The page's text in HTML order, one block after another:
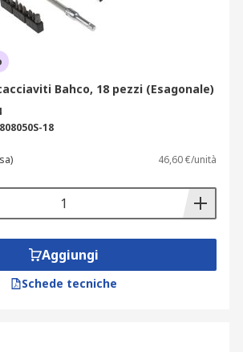
Bahco, 18 pezzi (Esagonale)
808050S-18
46,60 €/unità
Aggiungi
Schede tecniche